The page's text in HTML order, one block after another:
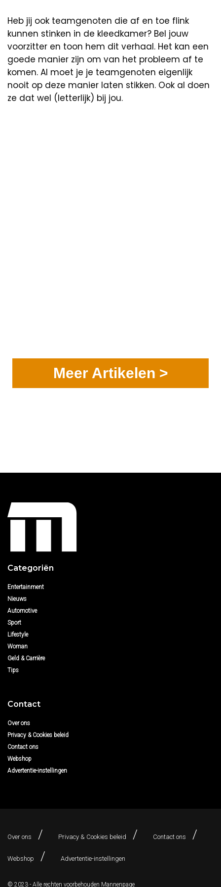
Heb jij ook teamgenoten die af en toe flink
kunnen stinken in de kleedkamer? Bel jouw
voorzitter en toon hem dit verhaal. Het kan een
goede manier zijn om van het probleem af te
komen. Al moet je je teamgenoten eigenlijk
nooit op deze manier laten stikken. Ook al doen
ze dat wel (letterlijk) bij jou.
Meer Artikelen >
Categoriën
Entertainment
Nieuws
Automotive
Sport
Lifestyle
Woman
Geld & Carrière
Tips
Contact
Over ons
Privacy & Cookies beleid
Contact ons
Webshop
Advertentie-instellingen
Over ons Privacy & Cookies beleid Contact ons
Webshop Advertentie-instellingen
© 2023 - Alle rechten voorbehouden Mannenpage